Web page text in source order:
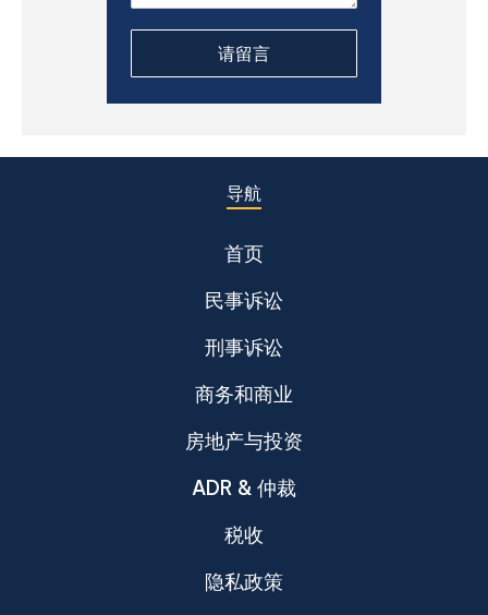
导航
首页
民事诉讼
刑事诉讼
商务和商业
房地产与投资
ADR & 仲裁
税收
隐私政策